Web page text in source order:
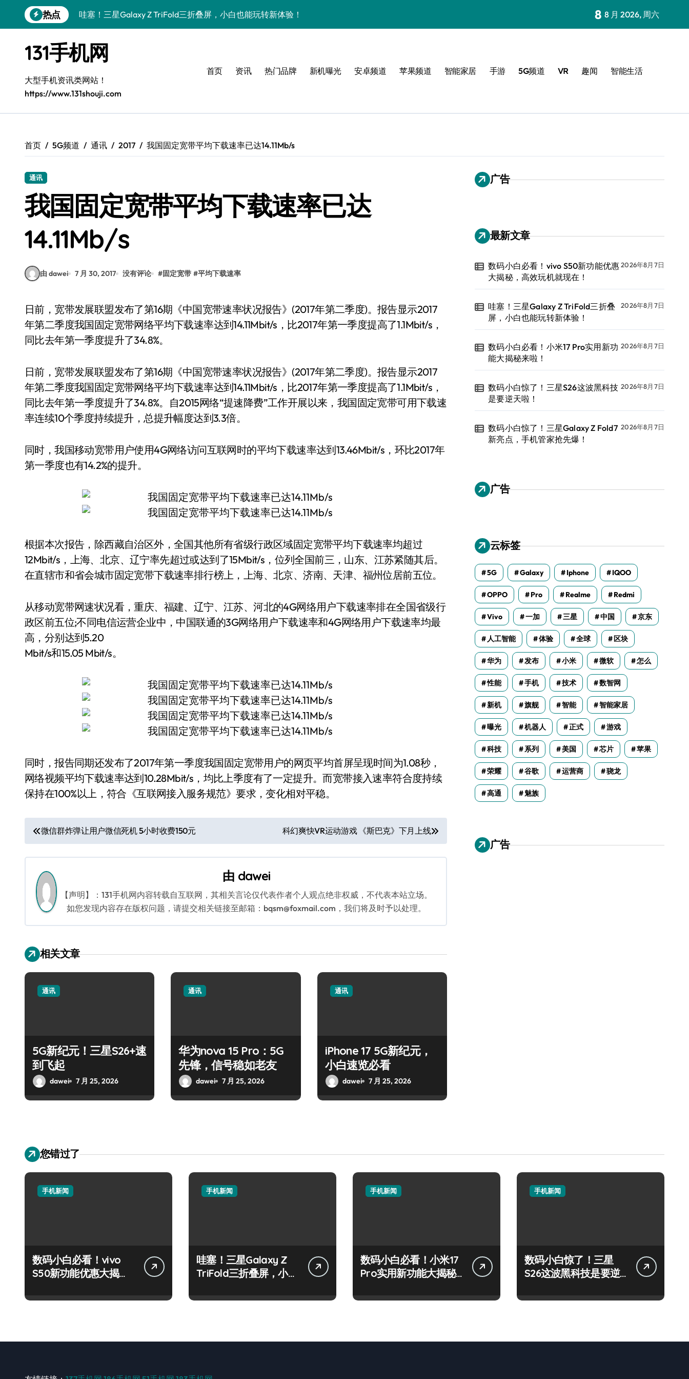
到
热点
哇塞！三星Galaxy Z TriFold三折叠屏，小白也能玩转新体验！
数码小白惊了！三星S26这波黑科技是要逆天啦！
数码小白惊了！三星Galaxy Z Fold7新亮点，手机管家抢先爆！
数码小白必看！vivo S50新功能优惠大揭秘，玩机更高效！
数码小白惊了！vivo S50 Pro mini小机身竟装下海量资讯
数码小白惊了！三星S26这些黑科技是要逆天啦！
数码小白必看！vivo S50新功能优惠大揭秘，高效玩机就现在！
8 8 月 2026, 周六
131手机网
大型手机资讯类网站！
https://www.131shouji.com
首页 资讯 热门品牌 新机曝光 安卓频道 苹果频道 智能家居 手游 5G频道 VR 趣闻 智能生活
首页 5G频道 通讯 2017 我国固定宽带平均下载速率已达14.11Mb/s
通讯
我国固定宽带平均下载速率已达
14.11Mb/s
由 dawei 7 月 30, 2017 没有评论 #固定宽带 #平均下载速率
日前，宽带发展联盟发布了第16期《中国宽带速率状况报告》(2017年第二季度)。报告显示2017
年第二季度我国固定宽带网络平均下载速率达到14.11Mbit/s，比2017年第一季度提高了1.1Mbit/s，
同比去年第一季度提升了34.8%。
日前，宽带发展联盟发布了第16期《中国宽带速率状况报告》(2017年第二季度)。报告显示2017
年第二季度我国固定宽带网络平均下载速率达到14.11Mbit/s，比2017年第一季度提高了1.1Mbit/s，
同比去年第一季度提升了34.8%。自2015网络“提速降费”工作开展以来，我国固定宽带可用下载速
率连续10个季度持续提升，总提升幅度达到3.3倍。
同时，我国移动宽带用户使用4G网络访问互联网时的平均下载速率达到13.46Mbit/s，环比2017年
第一季度也有14.2%的提升。
根据本次报告，除西藏自治区外，全国其他所有省级行政区域固定宽带平均下载速率均超过
12Mbit/s，上海、北京、辽宁率先超过或达到了15Mbit/s，位列全国前三，山东、江苏紧随其后。
在直辖市和省会城市固定宽带下载速率排行榜上，上海、北京、济南、天津、福州位居前五位。
从移动宽带网速状况看，重庆、福建、辽宁、江苏、河北的4G网络用户下载速率排在全国省级行
政区前五位;不同电信运营企业中，中国联通的3G网络用户下载速率和4G网络用户下载速率均最
高，分别达到5.20
Mbit/s和15.05 Mbit/s。
同时，报告同期还发布了2017年第一季度我国固定宽带用户的网页平均首屏呈现时间为1.08秒，
网络视频平均下载速率达到10.28Mbit/s，均比上季度有了一定提升。而宽带接入速率符合度持续
保持在100%以上，符合《互联网接入服务规范》要求，变化相对平稳。
文
章
导
航
微信群炸弹让用户微信死机 5小时收费150元 科幻爽快VR运动游戏 《斯巴克》下月上线
由 dawei
【声明】：131手机网内容转载自互联网，其相关言论仅代表作者个人观点绝非权威，不代表本站立场。
如您发现内容存在版权问题，请提交相关链接至邮箱：bqsm@foxmail.com，我们将及时予以处理。
相关文章
通讯
5G新纪元！三星S26+速
到飞起
dawei 7 月 25, 2026
通讯
华为nova 15 Pro：5G
先锋，信号稳如老友
dawei 7 月 25, 2026
通讯
iPhone 17 5G新纪元，
小白速览必看
dawei 7 月 25, 2026
广告
最新文章
数码小白必看！vivo S50新功能优惠
大揭秘，高效玩机就现在！
2026年8月7日
哇塞！三星Galaxy Z TriFold三折叠
屏，小白也能玩转新体验！
2026年8月7日
数码小白必看！小米17 Pro实用新功
能大揭秘来啦！
2026年8月7日
数码小白惊了！三星S26这波黑科技
是要逆天啦！
2026年8月7日
数码小白惊了！三星Galaxy Z Fold7
新亮点，手机管家抢先爆！
2026年8月7日
广告
云标签
5G Galaxy Iphone IQOO
OPPO Pro Realme Redmi
Vivo 一加 三星 中国 京东
人工智能 体验 全球 区块
华为 发布 小米 微软 怎么
性能 手机 技术 数智网
新机 旗舰 智能 智能家居
曝光 机器人 正式 游戏
科技 系列 美国 芯片 苹果
荣耀 谷歌 运营商 骁龙
高通 魅族
广告
您错过了
手机新闻
数码小白必看！vivo
S50新功能优惠大揭
手机新闻
哇塞！三星Galaxy Z
TriFold三折叠屏，小白
手机新闻
数码小白必看！小米17
Pro实用新功能大揭秘
手机新闻
数码小白惊了！三星
S26这波黑科技是要逆